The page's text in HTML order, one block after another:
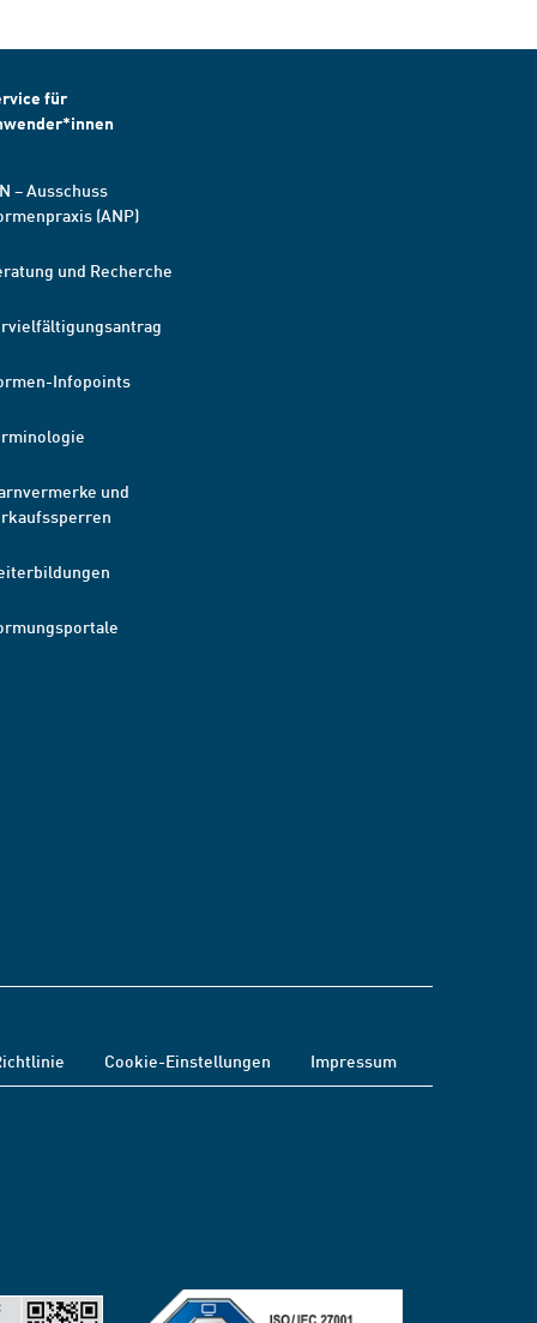
für
– Ausschuss
(ANP)
und Recherche
Infopoints
und
Cookie-Einstellungen Impressum